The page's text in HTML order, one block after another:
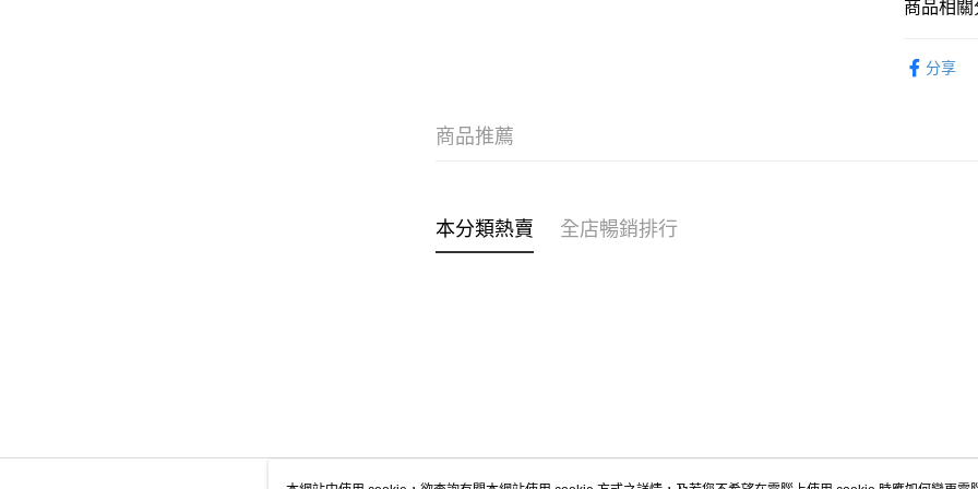
WeChat
送貨方式
商品相關
分享
商品推薦
本分類熱賣 全店暢銷排行